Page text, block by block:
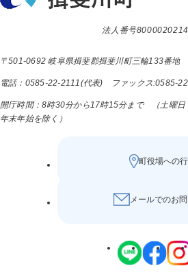
法人番号
〒501-0692 岐阜県揖斐郡揖斐川町三輪133番地
電話：0585-22-2111(代表) ファックス:0585-
開庁時間：8時30分から17時15分まで （土曜日
年末年始を除く）
町役場への
メールでのお